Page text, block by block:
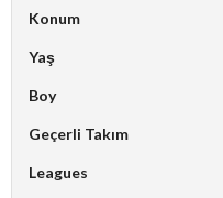
Konum
Yaş
Boy
Geçerli Takım
Leagues